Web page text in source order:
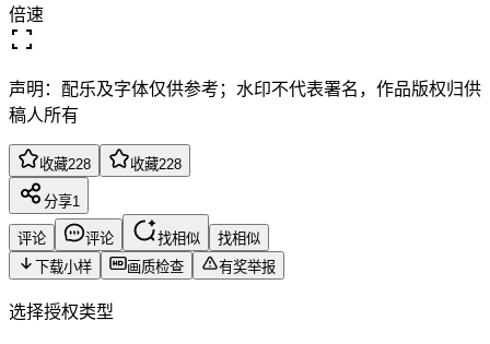
倍速
声明：配乐及字体仅供参考；水印不代表署名，作品版权归供
稿人所有
收藏228 收藏228
分享1
评论 评论 找相似
找相似
下载小样
画质检查 有奖举报
选择授权类型